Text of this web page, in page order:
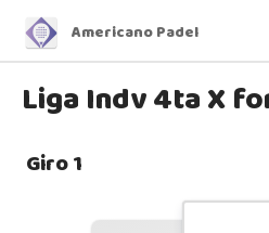
Americano Padel
Liga Indv 4ta X
Giro 1